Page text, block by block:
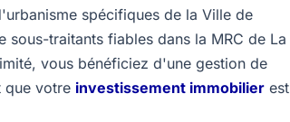
spécifiques de la Ville de
sous-traitants fiables dans la MRC de La
vous bénéficiez d'une gestion de
que votre investissement immobilier est